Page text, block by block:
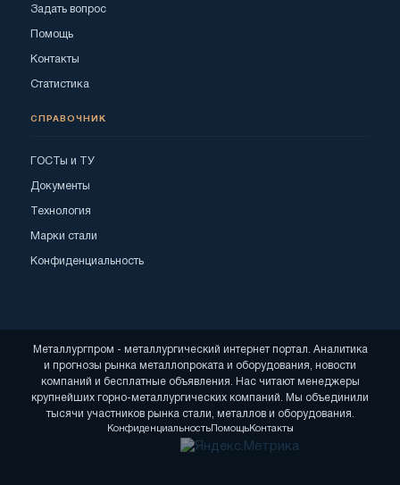
Задать вопрос
Помощь
Контакты
Статистика
СПРАВОЧНИК
ГОСТы и ТУ
Документы
Технология
Марки стали
Конфиденциальность
Металлургпром - металлургический интернет портал. Аналитика
и прогнозы рынка металлопроката и оборудования, новости
компаний и бесплатные объявления. Нас читают менеджеры
крупнейших горно-металлургических компаний. Мы объединили
тысячи участников рынка стали, металлов и оборудования.
КонфиденциальностьПомощьКонтакты